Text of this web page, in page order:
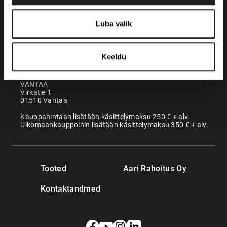
Luba valik
Keeldu
Tooted Aari Rahoitus Oy
Kontaktandmed
+358 200 70070
Kontor
VANTAA
Virkatie 1
01510 Vantaa
Kauppahintaan lisätään käsittelymaksu 250 € + alv.
Ulkomaankauppoihin lisätään käsittelymaksu 350 € + alv.